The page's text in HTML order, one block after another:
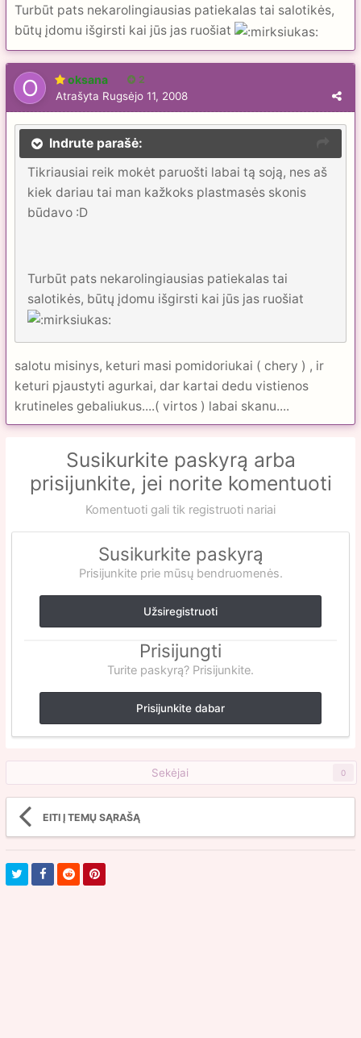
Turbūt pats nekarolingiausias patiekalas tai salotikės,
būtų įdomu išgirsti kai jūs jas ruošiat
oksana 2
Atrašyta Rugsėjo 11, 2008
Indrute parašė:
Tikriausiai reik mokėt paruošti labai tą soją, nes aš
kiek dariau tai man kažkoks plastmasės skonis
būdavo :D
Turbūt pats nekarolingiausias patiekalas tai
salotikės, būtų įdomu išgirsti kai jūs jas ruošiat
salotu misinys, keturi masi pomidoriukai ( chery ) , ir
keturi pjaustyti agurkai, dar kartai dedu vistienos
krutineles gebaliukus....( virtos ) labai skanu....
Susikurkite paskyrą arba
prisijunkite, jei norite komentuoti
Komentuoti gali tik registruoti nariai
Susikurkite paskyrą
Prisijunkite prie mūsų bendruomenės.
Užsiregistruoti
Prisijungti
Turite paskyrą? Prisijunkite.
Prisijunkite dabar
Sekėjai 0
EITI Į TEMŲ SĄRAŠĄ